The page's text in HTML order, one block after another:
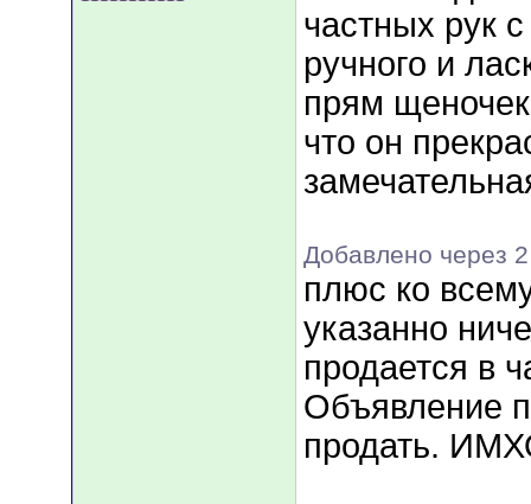
частных рук
ручного и
прям
что он
Добавлено через
плюс ко
указанно
продается в
Объявление
продать.